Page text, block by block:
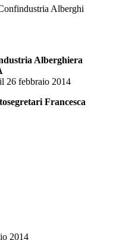
Alberghi
Alberghiera
26 febbraio 2014
Francesca
2014